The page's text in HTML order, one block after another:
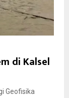
di Kalsel
Geofisika